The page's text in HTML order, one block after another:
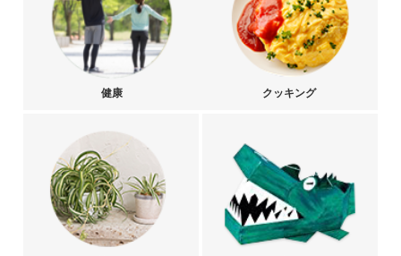
健康 クッキング